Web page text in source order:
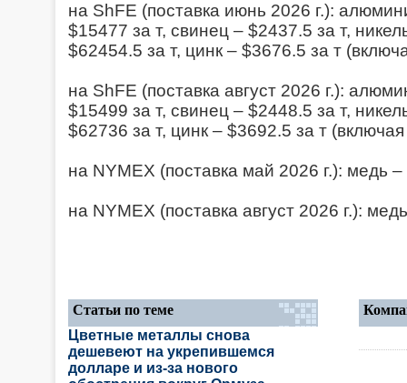
на ShFE (поставка июнь 2026 г.):
$15477 за т, свинец – $2437.5 за т,
$62454.5 за т, цинк – $3676.5 за т
на ShFE (поставка август 2026 г.):
$15499 за т, свинец – $2448.5 за т,
$62736 за т, цинк – $3692.5 за т
на NYMEX (поставка май 2026 г.): медь
на NYMEX (поставка август 2026 г.):
Статьи по теме
Цветные металлы снова
дешевеют на укрепившемся
долларе и из-за нового